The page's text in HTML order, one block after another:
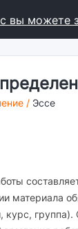
вы можете
/ Эссе